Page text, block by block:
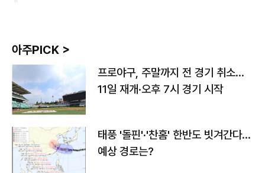
아주PICK >
프로야구, 주말까지 전 경기 취소…
11일 재개·오후 7시 경기 시작
태풍 '돌핀'·'찬홈' 한반도 빗겨간다…
예상 경로는?